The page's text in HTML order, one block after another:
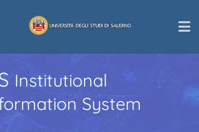
Institutional
System